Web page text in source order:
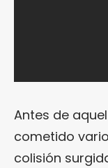
Antes de
cometido
colisión